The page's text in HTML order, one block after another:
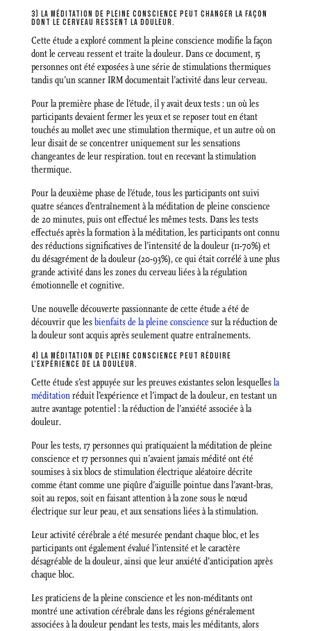
3) LA MÉDITATION DE PLEINE CONSCIENCE PEUT CHANGER LA FAÇON
DONT LE CERVEAU RESSENT LA DOULEUR.
Cette étude a exploré comment la pleine conscience modifie la façon
dont le cerveau ressent et traite la douleur. Dans ce document, 15
personnes ont été exposées à une série de stimulations thermiques
tandis qu’un scanner IRM documentait l’activité dans leur cerveau.
Pour la première phase de l’étude, il y avait deux tests : un où les
participants devaient fermer les yeux et se reposer tout en étant
touchés au mollet avec une stimulation thermique, et un autre où on
leur disait de se concentrer uniquement sur les sensations
changeantes de leur respiration. tout en recevant la stimulation
thermique.
Pour la deuxième phase de l’étude, tous les participants ont suivi
quatre séances d’entraînement à la méditation de pleine conscience
de 20 minutes, puis ont effectué les mêmes tests. Dans les tests
effectués après la formation à la méditation, les participants ont connu
des réductions significatives de l’intensité de la douleur (11-70%) et
du désagrément de la douleur (20-93%), ce qui était corrélé à une plus
grande activité dans les zones du cerveau liées à la régulation
émotionnelle et cognitive.
Une nouvelle découverte passionnante de cette étude a été de
découvrir que lesbienfaits de la pleine consciencesur la réduction de
la douleur sont acquis après seulement quatre entraînements.
4) LA MÉDITATION DE PLEINE CONSCIENCE PEUT RÉDUIRE
L’EXPÉRIENCE DE LA DOULEUR.
Cette étude s’est appuyée sur les preuves existantes selon lesquellesla
méditationréduit l’expérience et l’impact de la douleur, en testant un
autre avantage potentiel : la réduction de l’anxiété associée à la
douleur.
Pour les tests, 17 personnes qui pratiquaient la méditation de pleine
conscience et 17 personnes qui n’avaient jamais médité ont été
soumises à six blocs de stimulation électrique aléatoire décrite
comme étant comme une piqûre d’aiguille pointue dans l’avant-bras,
soit au repos, soit en faisant attention à la zone sous le nœud
électrique sur leur peau, et aux sensations liées à la stimulation.
Leur activité cérébrale a été mesurée pendant chaque bloc, et les
participants ont également évalué l’intensité et le caractère
désagréable de la douleur, ainsi que leur anxiété d’anticipation après
chaque bloc.
Les praticiens de la pleine conscience et les non-méditants ont
montré une activation cérébrale dans les régions généralement
associées à la douleur pendant les tests, mais les méditants, alors